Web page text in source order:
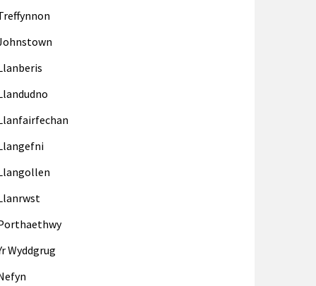
Wyddgrug